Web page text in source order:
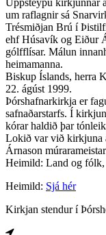
um raflagnir sá
Trésmiðjan Brú í
ehf Húsavík og Eiður
gólfflísar. Málun
heimamanna.
Biskup Íslands, herra
22. ágúst 1999.
Þórshafnarkirkja er
safnaðarstarfs. Í
kórar haldið þar
Lokið var við kirkjuna
Árnason
Heimild: Land og fólk,
Heimild: Sjá hér
Kirkjan stendur í